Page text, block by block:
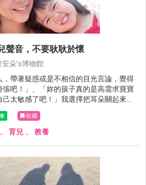
聲音，不要耿耿於懷
朵’s博物館
，帶著疑惑或是不相信的目光言論，覺得
張吧！」、「妳的孩子真的是高需求寶寶
太敏感了吧！」我選擇把耳朵關起來，
會干擾媽媽的心，只有媽媽自己才知道自
人的三言兩語不過是看熱鬧閒嗑牙，因為
妳的孩子負責。
收藏
、 育兒 、 教養